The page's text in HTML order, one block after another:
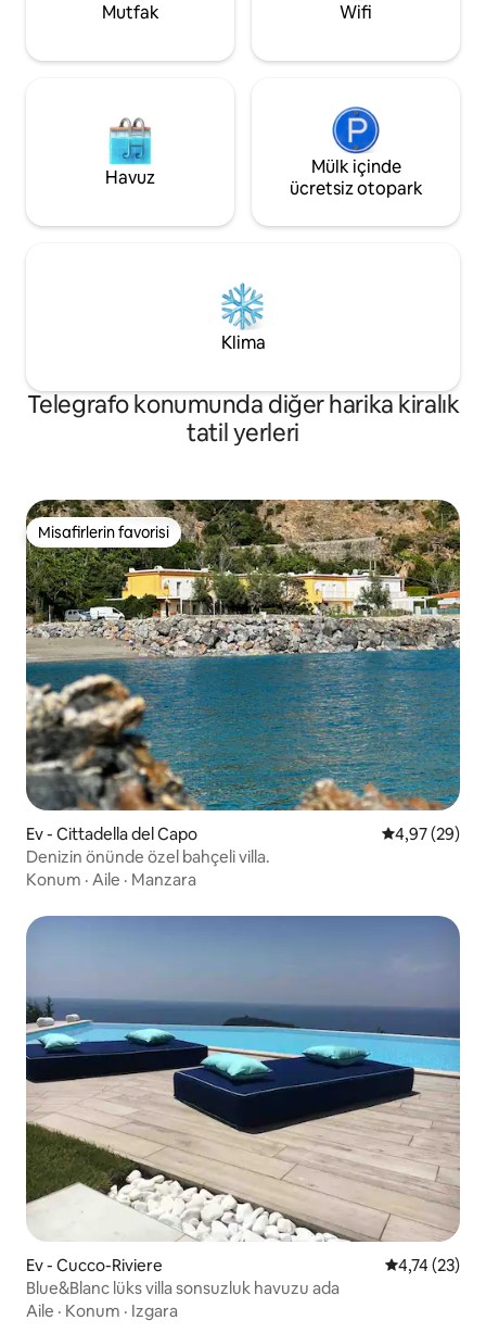
Mutfak Wifi
Havuz
Mülk içinde
ücretsiz otopark
Klima
Telegrafo konumunda diğer harika kiralık
tatil yerleri
Misafirlerin favorisi
Misafirlerin favorisi
Ev - Cittadella del Capo 5 üzerinden
4,97 (29)
Denizin önünde özel bahçeli villa.
Konum · Aile · Manzara
Ev - Cucco-Riviere 5 üzerinden
4,74 (23)
Blue&Blanc lüks villa sonsuzluk havuzu ada
Aile · Konum · Izgara